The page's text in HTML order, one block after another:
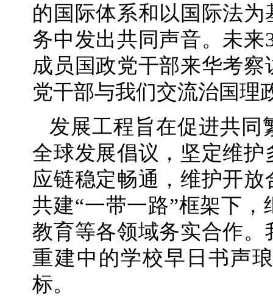
的国际体系和以国际法
务中发出共同声音。未来
成员国政党干部来华考
党干部与我们交流治国理
发展工程旨在促进共同
全球发展倡议，坚定维
应链稳定畅通，维护开
共建“一带一路”框架下
教育等各领域务实合作
重建中的学校早日书声
标。